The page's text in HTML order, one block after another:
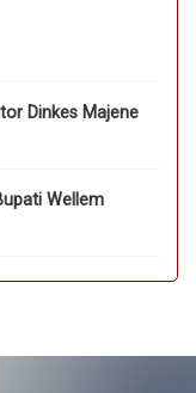
Dinkes Majene
Wellem